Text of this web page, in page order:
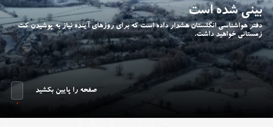
بینی شده است
دفتر هواشناسی انگلستان هشدار داده است که برای روزهای آینده نیاز به پوشیدن کت
زمستانی خواهید داشت.
صفحه را پایین بکشید